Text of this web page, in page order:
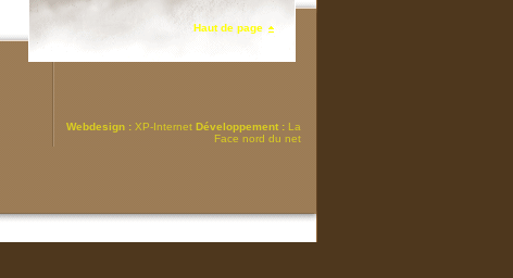
Webdesign : XP-Internet Développement : La
Face nord du net
Haut de page